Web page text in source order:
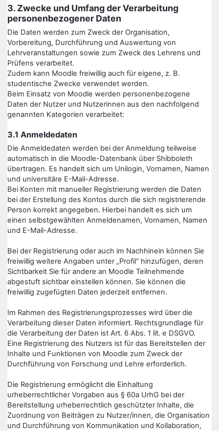
3. Zwecke und Umfang der Verarbeitung
personenbezogener Daten
Die Daten werden zum Zweck der Organisation,
Vorbereitung, Durchführung und Auswertung von
Lehrveranstaltungen sowie zum Zweck des Lehrens und
Prüfens verarbeitet.
Zudem kann Moodle freiwillig auch für eigene, z. B.
studentische Zwecke verwendet werden.
Beim Einsatz von Moodle werden personenbezogene
Daten der Nutzer und Nutzerinnen aus den nachfolgend
genannten Kategorien verarbeitet:
3.1 Anmeldedaten
Die Anmeldedaten werden bei der Anmeldung teilweise
automatisch in die Moodle-Datenbank über Shibboleth
übertragen. Es handelt sich um Unilogin, Vornamen, Namen
und universitäre E-Mail-Adresse.
Bei Konten mit manueller Registrierung werden die Daten
bei der Erstellung des Kontos durch die sich registrierende
Person korrekt angegeben. Hierbei handelt es sich um
einen selbstgewählten Anmeldenamen, Vornamen, Namen
und E-Mail-Adresse.
Bei der Registrierung oder auch im Nachhinein können Sie
freiwillig weitere Angaben unter „Profil“ hinzufügen, deren
Sichtbarkeit Sie für andere an Moodle Teilnehmende
abgestuft sichtbar einstellen können. Sie können die
freiwillig zugefügten Daten jederzeit entfernen.
Im Rahmen des Registrierungsprozesses wird über die
Verarbeitung dieser Daten informiert. Rechtsgrundlage für
die Verarbeitung der Daten ist Art. 6 Abs. 1 lit. e DSGVO.
Eine Registrierung des Nutzers ist für das Bereitstellen der
Inhalte und Funktionen von Moodle zum Zweck der
Durchführung von Forschung und Lehre erforderlich.
Die Registrierung ermöglicht die Einhaltung
urheberrechtlicher Vorgaben aus § 60a UrhG bei der
Bereitstellung urheberrechtlich geschützter Inhalte, die
Zuordnung von Beiträgen zu Nutzer/innen, die Organisation
und Durchführung von Kommunikation und Kollaboration,